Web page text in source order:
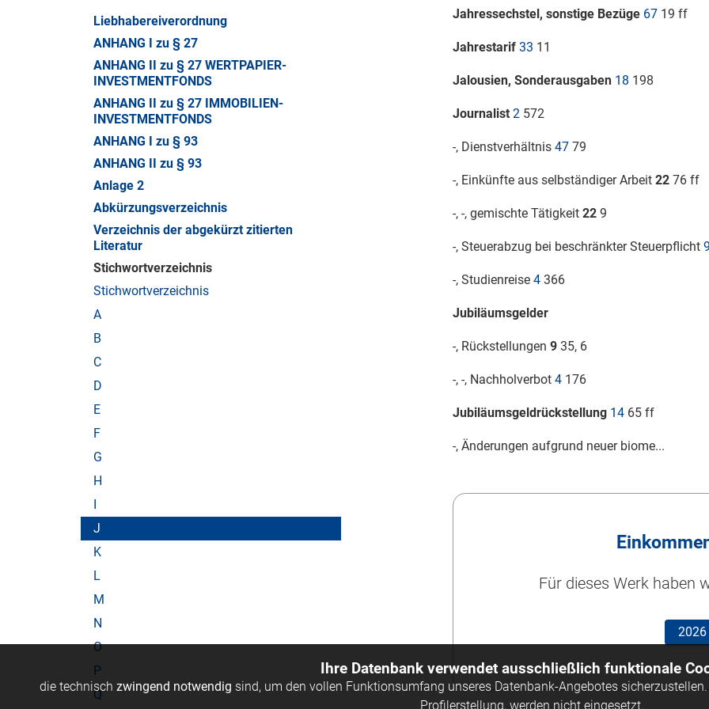
Liebhabereiverordnung
ANHANG I zu § 27
ANHANG II zu § 27 WERTPAPIER-
INVESTMENTFONDS
ANHANG II zu § 27 IMMOBILIEN-
INVESTMENTFONDS
ANHANG I zu § 93
ANHANG II zu § 93
Anlage 2
Abkürzungsverzeichnis
Verzeichnis der abgekürzt zitierten
Literatur
Stichwortverzeichnis
Stichwortverzeichnis
A
B
C
D
E
F
G
H
I
J
K
L
M
N
O
P
Q
Jahressechstel, sonstige Bezüge 67 19 ff
Jahrestarif 33 11
Jalousien, Sonderausgaben 18 198
Journalist 2 572
-, Dienstverhältnis 47 79
-, Einkünfte aus selbständiger Arbeit 22 76 ff
-, -, gemischte Tätigkeit 22 9
-, Steuerabzug bei beschränkter Steuerpflicht
-, Studienreise 4 366
Jubiläumsgelder
-, Rückstellungen 9 35, 6
-, -, Nachholverbot 4 176
Jubiläumsgeldrückstellung 14 65 ff
-, Änderungen aufgrund neuer biome...
Für dieses Werk haben
2026
Ihre Datenbank verwendet ausschließlich funktionale
die technisch zwingend notwendig sind, um den vollen Funktionsumfang unseres Datenbank-Angebotes
Profilerstellung, werden nicht eingesetzt.